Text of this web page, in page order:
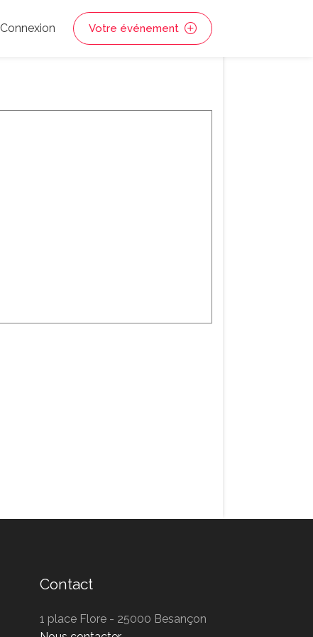
Connexion Votre événement
Contact
1 place Flore - 25000 Besançon